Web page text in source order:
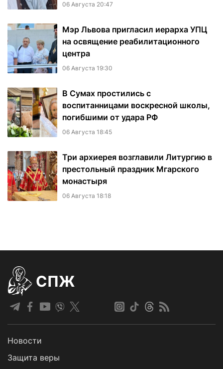
06 Августа 20:47
Мэр Львова пригласил иерарха УПЦ
на освящение реабилитационного
центра
06 Августа 19:30
В Сумах простились с
воспитанницами воскресной школы,
погибшими от удара РФ
06 Августа 18:45
Три архиерея возглавили Литургию в
престольный праздник Мгарского
монастыря
06 Августа 18:18
СПЖ
Новости
Защита веры